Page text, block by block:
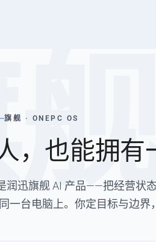
旗舰 · ONEPC OS
，也能拥有
润迅旗舰 AI 产品——把经营状
一台电脑上。你定目标与边界